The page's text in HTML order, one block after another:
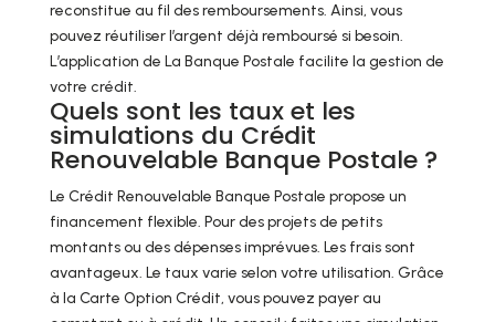
reconstitue au fil des remboursements. Ainsi, vous
pouvez réutiliser l’argent déjà remboursé si besoin.
L’application de La Banque Postale facilite la gestion de
votre crédit.
Quels sont les taux et les
simulations du Crédit
Renouvelable Banque Postale ?
Le Crédit Renouvelable Banque Postale propose un
financement flexible. Pour des projets de petits
montants ou des dépenses imprévues. Les frais sont
avantageux. Le taux varie selon votre utilisation. Grâce
à la Carte Option Crédit, vous pouvez payer au